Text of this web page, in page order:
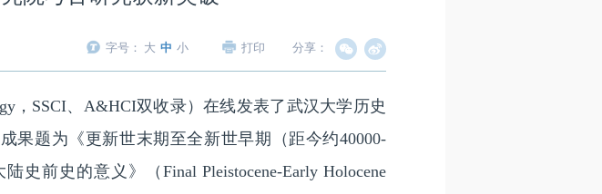
字号： 大 中 小 打印 分享：
SSCI、A&HCI双收录）在线发表了武汉大学历史
果题为《更新世末期至全新世早期（距今约40000-
前史的意义》（Final Pleistocene-Early Holocene